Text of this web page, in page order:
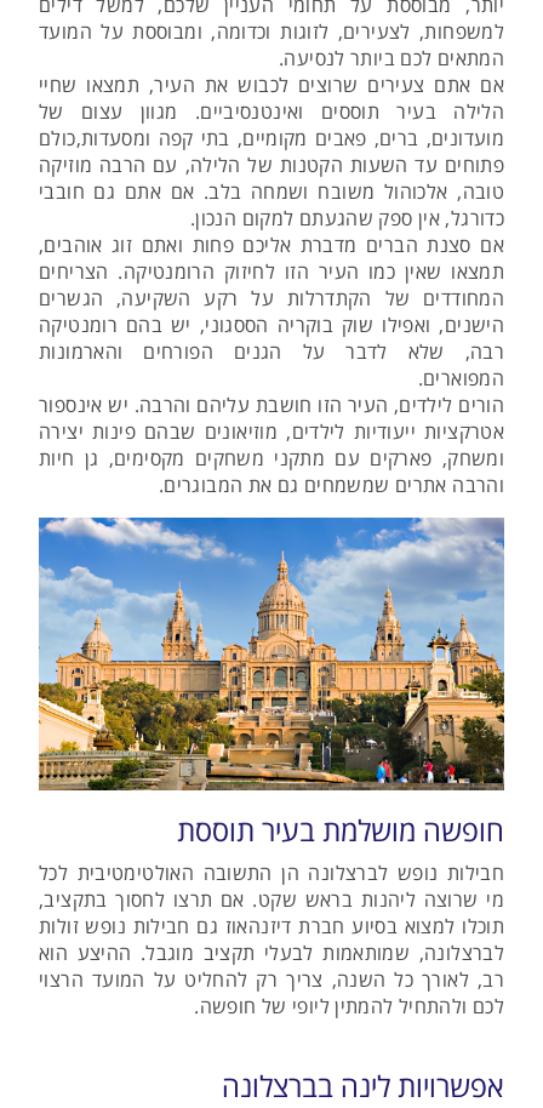
למשפחות, לצעירים, לזוגות וכדומה, ומבוססת על המועד
המתאים לכם ביותר לנסיעה.
אם אתם צעירים שרוצים לכבוש את העיר, תמצאו שחיי
הלילה בעיר תוססים ואינטנסיביים. מגוון עצום של
מועדונים, ברים, פאבים מקומיים, בתי קפה ומסעדות,כולם
פתוחים עד השעות הקטנות של הלילה, עם הרבה מוזיקה
טובה, אלכוהול משובח ושמחה בלב. אם אתם גם חובבי
כדורגל, אין ספק שהגעתם למקום הנכון.
אם סצנת הברים מדברת אליכם פחות ואתם זוג אוהבים,
תמצאו שאין כמו העיר הזו לחיזוק הרומנטיקה. הצריחים
המחודדים של הקתדרלות על רקע השקיעה, הגשרים
הישנים, ואפילו שוק בוקריה הססגוני, יש בהם רומנטיקה
רבה, שלא לדבר על הגנים הפורחים והארמונות
המפוארים.
הורים לילדים, העיר הזו חושבת עליהם והרבה. יש אינספור
אטרקציות ייעודיות לילדים, מוזיאונים שבהם פינות יצירה
ומשחק, פארקים עם מתקני משחקים מקסימים, גן חיות
והרבה אתרים שמשמחים גם את המבוגרים.
חופשה מושלמת בעיר תוססת
חבילות נופש לברצלונה הן התשובה האולטימטיבית לכל
מי שרוצה ליהנות בראש שקט. אם תרצו לחסוך בתקציב,
תוכלו למצוא בסיוע חברת דיזנהאוז גם חבילות נופש זולות
לברצלונה, שמותאמות לבעלי תקציב מוגבל. ההיצע הוא
רב, לאורך כל השנה, צריך רק להחליט על המועד הרצוי
לכם ולהתחיל להמתין ליופי של חופשה.
אפשרויות לינה בברצלונה